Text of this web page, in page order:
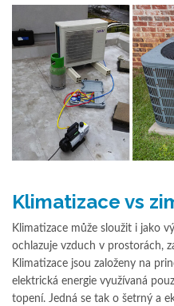
Klimatizace vs
Klimatizace může sloužit i jako
ochlazuje vzduch v prostorách,
Klimatizace jsou založeny na
elektrická energie využívaná
topení. Jedná se tak o šetrný a